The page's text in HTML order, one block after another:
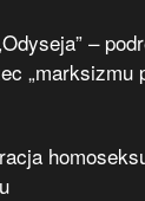
–
„marksizmu